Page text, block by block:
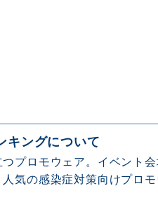
キングについて
プロモウェア。イベント
気の感染症対策向けプロ